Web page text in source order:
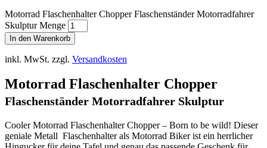
Motorrad Flaschenhalter Chopper Flaschenständer Motorradfahrer
Skulptur Menge
In den Warenkorb
inkl. MwSt. zzgl. Versandkosten
Motorrad Flaschenhalter Chopper
Flaschenständer Motorradfahrer Skulptur
Cooler Motorrad Flaschenhalter Chopper – Born to be wild! Dieser
geniale Metall Flaschenhalter als Motorrad Biker ist ein herrlicher